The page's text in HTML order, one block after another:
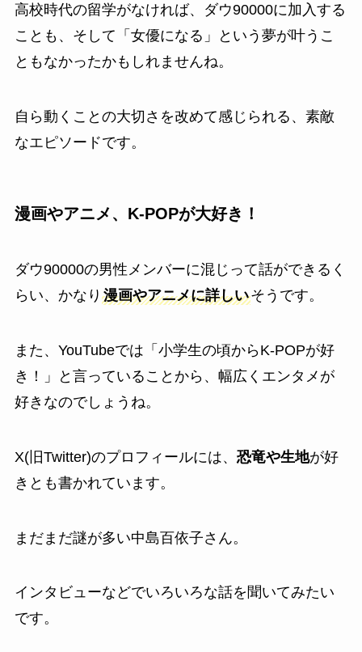
高校時代の留学がなければ、ダウ90000に加入する
ことも、そして「女優になる」という夢が叶うこ
ともなかったかもしれませんね。
自ら動くことの大切さを改めて感じられる、素敵
なエピソードです。
漫画やアニメ、K-POPが大好き！
ダウ90000の男性メンバーに混じって話ができるく
らい、かなり 漫画やアニメに詳しいそうです。
また、YouTubeでは「小学生の頃からK-POPが好
き！」と言っていることから、幅広くエンタメが
好きなのでしょうね。
X(旧Twitter)のプロフィールには、 恐竜や生地が好
きとも書かれています。
まだまだ謎が多い中島百依子さん。
インタビューなどでいろいろな話を聞いてみたい
です。